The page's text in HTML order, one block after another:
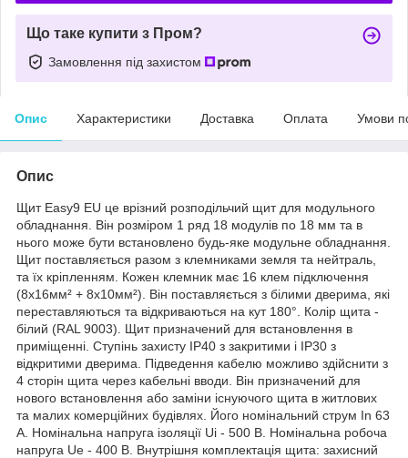
Що таке купити з Пром?
Замовлення під захистом
Опис Характеристики Доставка Оплата Умови
Опис
Щит Easy9 EU це врізний розподільчий щит для модульного
обладнання. Він розміром 1 ряд 18 модулів по 18 мм та в
нього може бути встановлено будь-яке модульне обладнання.
Щит поставляється разом з клемниками земля та нейтраль,
та їх кріпленням. Кожен клемник має 16 клем підключення
(8x16мм² + 8x10мм²). Він поставляється з білими дверима, які
переставляються та відкриваються на кут 180°. Колір щита -
білий (RAL 9003). Щит призначений для встановлення в
приміщенні. Ступінь захисту IP40 з закритими і IP30 з
відкритими дверима. Підведення кабелю можливо здійснити з
4 сторін щита через кабельні вводи. Він призначений для
нового встановлення або заміни існуючого щита в житлових
та малих комерційних будівлях. Його номінальний струм In 63
А. Номінальна напруга ізоляції Ui - 500 В. Номінальна робоча
напруга Ue - 400 В. Внутрішня комплектація щита: захисний